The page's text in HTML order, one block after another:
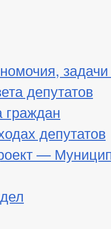
депутатов
депутатов
—